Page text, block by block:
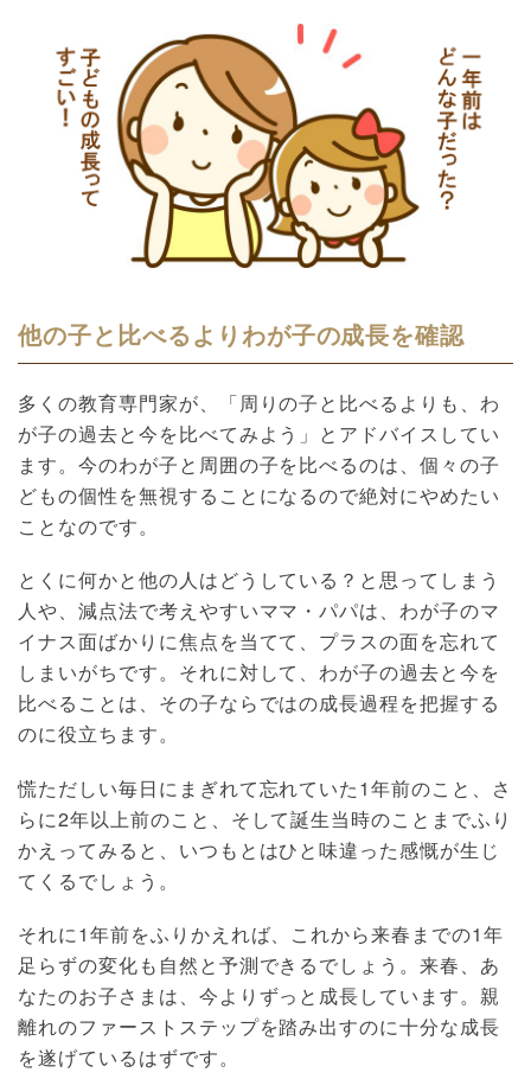
他の子と比べるよりわが子の成長を確認
多くの教育専門家が、「周りの子と比べるよりも、わ
が子の過去と今を比べてみよう」とアドバイスしてい
ます。今のわが子と周囲の子を比べるのは、個々の子
どもの個性を無視することになるので絶対にやめたい
ことなのです。
とくに何かと他の人はどうしている？と思ってしまう
人や、減点法で考えやすいママ・パパは、わが子のマ
イナス面ばかりに焦点を当てて、プラスの面を忘れて
しまいがちです。それに対して、わが子の過去と今を
比べることは、その子ならではの成長過程を把握する
のに役立ちます。
慌ただしい毎日にまぎれて忘れていた1年前のこと、さ
らに2年以上前のこと、そして誕生当時のことまでふり
かえってみると、いつもとはひと味違った感慨が生じ
てくるでしょう。
それに1年前をふりかえれば、これから来春までの1年
足らずの変化も自然と予測できるでしょう。来春、あ
なたのお子さまは、今よりずっと成長しています。親
離れのファーストステップを踏み出すのに十分な成長
を遂げているはずです。